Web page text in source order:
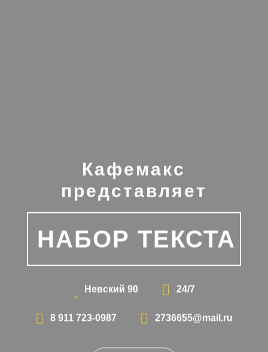
Кафемакс
представляет
НАБОР ТЕКСТА
Невский 90 24/7
8 911 723-0987 2736655@mail.ru